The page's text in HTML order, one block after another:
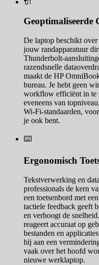
🔌
Geoptimaliseerde
De laptop beschikt over
jouw randapparatuur
Thunderbolt-
razendsnelle
maakt de HP
bureau. Je hebt geen
workflow efficiënt in te
eveneens van
Wi-Fi-standaarden,
je ook bent.
⌨️
Ergonomisch
Tekstverwerking en
professionals de kern
een toetsenbord met
tactiele feedback geeft
en verhoogt de
reageert accuraat op
bestanden en
bij aan een
vaak over het hoofd
nieuwe werklaptop.